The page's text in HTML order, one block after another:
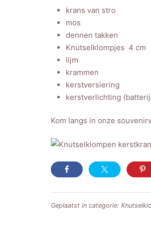
krans van stro
mos
dennen takken
Knutselklompjes 4 cm
lijm
krammen
kerstversiering
kerstverlichting
Kom langs in onze
Geplaatst in categorie: